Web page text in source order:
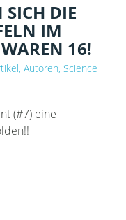
DIE
IM
16!
Autoren, Science
(#7) eine